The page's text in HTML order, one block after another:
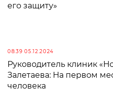
его защиту»
08:39 05.12.2024
Руководитель клиник
Залетаева: На первом
человека